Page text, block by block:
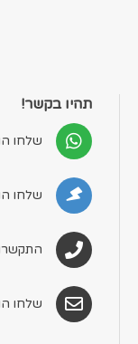
תהיו בקשר!
שלחו
שלחו
התקשרו
שלחו